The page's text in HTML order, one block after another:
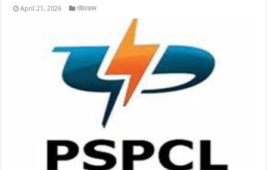
April 21, 2026 पॉवरकाम